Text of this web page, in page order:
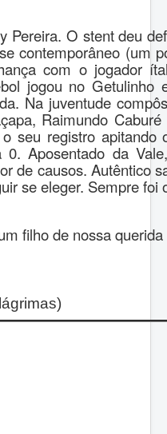
Pereira. O stent deu
contemporâneo (um
com o jogador
jogou no Getulinho
Na juventude
Raimundo
seu registro
Aposentado da
de causos. Autêntico
se eleger. Sempre foi
filho de nossa